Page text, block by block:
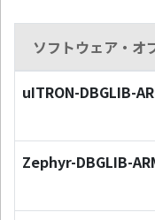
ソフトウェア・オ
uITRON-DBGLIB-
Zephyr-DBGLIB-